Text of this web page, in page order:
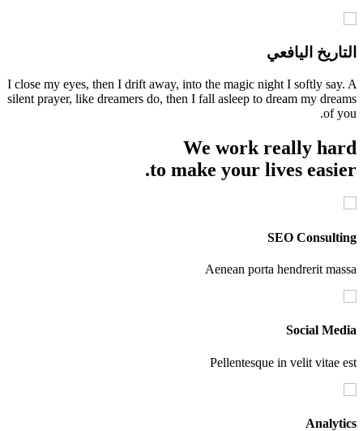
اليافعي
I close my eyes, then I drift away, into the magic night I softly
silent prayer, like dreamers do, then I fall asleep to dream my
We work really
to make your lives
SEO
Aenean porta hendrerit
Social
Pellentesque in velit